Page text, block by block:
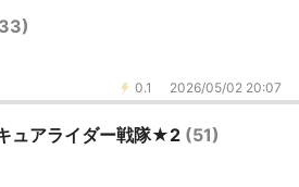
0.1 2026/05/02 20:07
ュアライダー戦隊★2 (51)